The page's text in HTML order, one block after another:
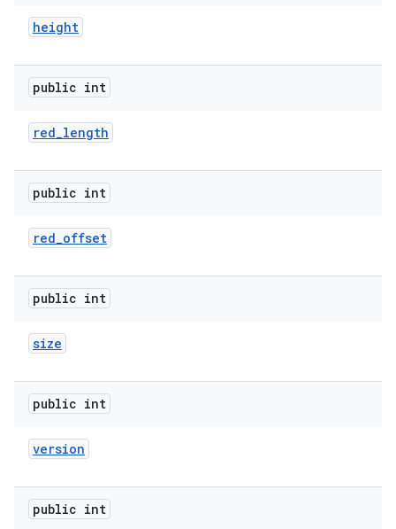
height
public int
red_length
public int
red_offset
public int
size
public int
version
public int